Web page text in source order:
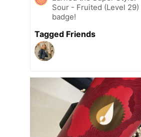
Sour - Fruited (Level 29)
badge!
Tagged Friends